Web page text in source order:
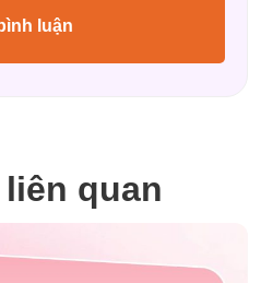
quan